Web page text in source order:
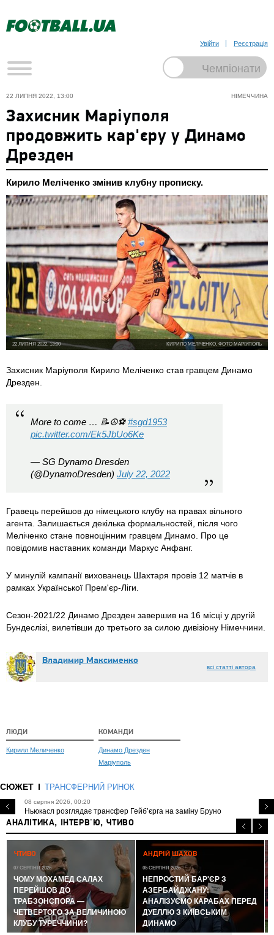
Увійти Реєстрація
НІМЕЧЧИНА
22 ЛИПНЯ 2022, 13:00
Захисник Маріуполя
продовжить кар'єру у Динамо
Дрезден
Кирило Меліченко змінив клубну прописку.
КИРИЛО МЕЛІЧЕНКО, ФОТО МАРІУПОЛЬ
22 ЛИПНЯ 2022, 13:00
Захисник Маріуполя Кирило Меліченко став гравцем Динамо
Дрезден.
More to come … 📝☮️⚽#sgd1953
pic.twitter.com/Ek5JbUo6Ke
— SG Dynamo Dresden
(@DynamoDresden) July 22, 2022
Гравець перейшов до німецького клубу на правах вільного
агента. Залишається декілька формальностей, після чого
Меліченко стане повноцінним гравцем Динамо. Про це
повідомив наставник команди Маркус Анфанг.
У минулій кампанії вихованець Шахтаря провів 12 матчів в
рамках Української Прем'єр-Ліги.
Сезон-2021/22 Динамо Дрезден завершив на 16 місці у другій
Бундеслізі, вилетівши до третього за силою дивізіону Німеччини.
Владимир Максименко
всі статті автора
ЛЮДИ
Кирилл Меличенко
КОМАНДИ
Динамо Дрезден
Маріуполь
СЮЖЕТ ТРАНСФЕРНИЙ РИНОК
08 серпня 2026, 00:20
Ньюкасл розглядає трансфер Гейб’єрга на заміну Бруно
АНАЛІТИКА, ІНТЕРВ'Ю, ЧТИВО
ЧТИВО
07 СЕРПНЯ 2026
ЧОМУ МОХАМЕД САЛАХ
ПЕРЕЙШОВ ДО
ТРАБЗОНСПОРА —
ЧЕТВЕРТОГО ЗА ВЕЛИЧИНОЮ
КЛУБУ ТУРЕЧЧИНИ?
АНДРІЙ ШАХОВ
05 СЕРПНЯ 2026
НЕПРОСТИЙ БАР'ЄР З
АЗЕРБАЙДЖАНУ:
АНАЛІЗУЄМО КАРАБАХ ПЕРЕД
ДУЕЛЛЮ З КИЇВСЬКИМ
ДИНАМО